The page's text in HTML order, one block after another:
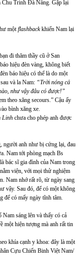
Chu Trinh Đà Nẵng. Gặp lại
mộtflashbackkhiến Nam lại
đi thăm thầy cũ ở San
hiệu đèn vàng, không biết
báo hiệu có thể là do một
và la Nam: “Trời nóng cả
như vậy đâu có được!”
theo xăng secours.” Cậu ấy
bình xăng xe.
Linh chưa cho phép anh được
người anh như bị cứng lại, đau
Nam tới phòng mạch Bs
bác sĩ gia đình của Nam trong
viện, với mọi thử nghiệm
Nam nhớ rất rõ, từ ngày sang
vậy. Sau đó, để có một không
để có mấy ngày tĩnh tâm.
sáng lên và thấy có cả
một hiện tượng mà anh rất tin
khía cạnh y khoa: đây là một
Cựu Chiến Binh Việt Nam/